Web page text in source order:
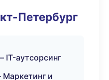
Петербург
IT-аутсорсинг
и